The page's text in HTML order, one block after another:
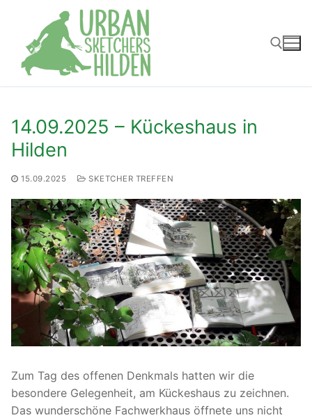
springen
14.09.2025 – Kückeshaus in
Hilden
15.09.2025 SKETCHER TREFFEN
Zum Tag des offenen Denkmals hatten wir die
besondere Gelegenheit, am Kückeshaus zu zeichnen.
Das wunderschöne Fachwerkhaus öffnete uns nicht